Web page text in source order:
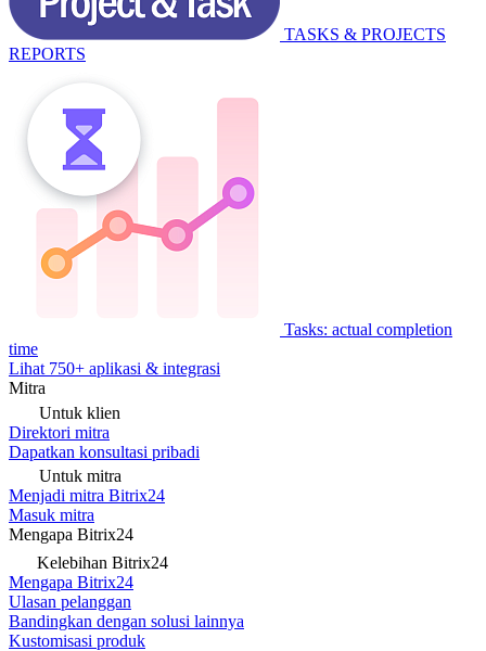
TASKS & PROJECTS
REPORTS
Tasks: actual completion
time
Lihat 750+ aplikasi & integrasi
Mitra
Untuk klien
Direktori mitra
Dapatkan konsultasi pribadi
Untuk mitra
Menjadi mitra Bitrix24
Masuk mitra
Mengapa Bitrix24
Kelebihan Bitrix24
Mengapa Bitrix24
Ulasan pelanggan
Bandingkan dengan solusi lainnya
Kustomisasi produk